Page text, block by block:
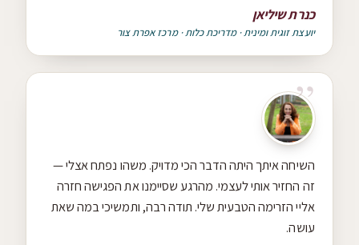
כנרת שיליאן
יועצת זוגית ומינית · מדריכת כלות · מרכז אפרת צור
השיחה איתך היתה הדבר הכי מדויק. משהו נפתח אצלי —
זה החזיר אותי לעצמי. מהרגע שסיימנו את הפגישה חזרה
אליי הזרימה הטבעית שלי. תודה רבה, ותמשיכי במה שאת
עושה.